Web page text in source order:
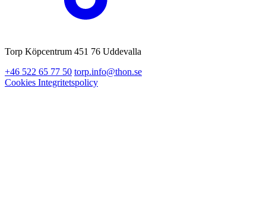
Torp Köpcentrum 451 76 Uddevalla
+46 522 65 77 50 torp.info@thon.se
Cookies Integritetspolicy